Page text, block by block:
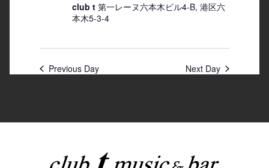
club t 第一レーヌ六本木ビル4-B, 港区六
本木5-3-4
Previous Day Next Day